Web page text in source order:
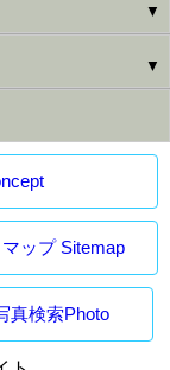
▼
▼
ップ Sitemap
真検索Photo